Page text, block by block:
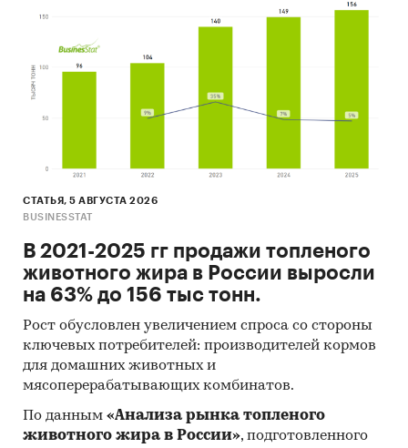
СТАТЬЯ, 5 АВГУСТА 2026
BUSINESSTAT
В 2021-2025 гг продажи топленого
животного жира в России выросли
на 63% до 156 тыс тонн.
Рост обусловлен увеличением спроса со стороны
ключевых потребителей: производителей кормов
для домашних животных и
мясоперерабатывающих комбинатов.
По данным «Анализа рынка топленого
животного жира в России», подготовленного